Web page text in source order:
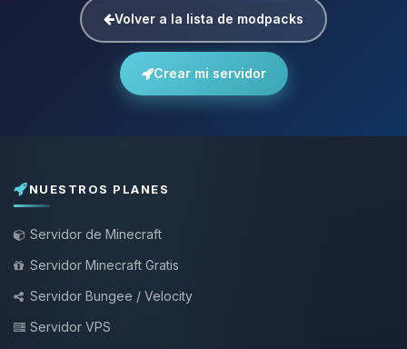
Volver a la lista de modpacks
Crear mi servidor
NUESTROS PLANES
Servidor de Minecraft
Servidor Minecraft Gratis
Servidor Bungee / Velocity
Servidor VPS